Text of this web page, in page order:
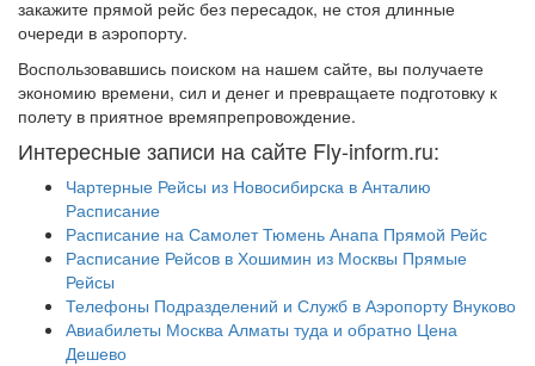
закажите прямой рейс без пересадок, не стоя длинные
очереди в аэропорту.
Воспользовавшись поиском на нашем сайте, вы получаете
экономию времени, сил и денег и превращаете подготовку к
полету в приятное времяпрепровождение.
Интересные записи на сайте Fly-inform.ru:
Чартерные Рейсы из Новосибирска в Анталию
Расписание
Расписание на Самолет Тюмень Анапа Прямой Рейс
Расписание Рейсов в Хошимин из Москвы Прямые
Рейсы
Телефоны Подразделений и Служб в Аэропорту Внуково
Авиабилеты Москва Алматы туда и обратно Цена
Дешево